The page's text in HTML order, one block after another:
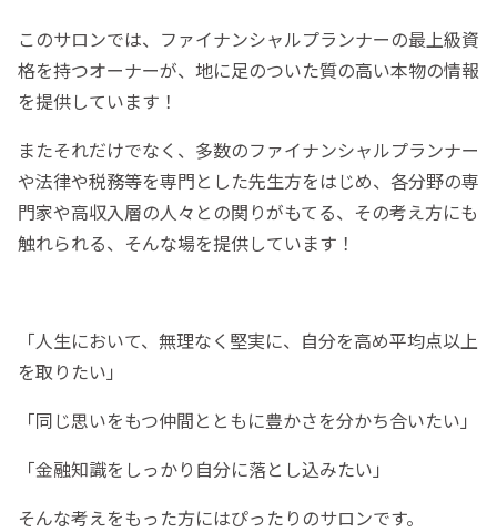
このサロンでは、ファイナンシャルプランナーの最上級資
格を持つオーナーが、地に足のついた質の高い本物の情報
を提供しています！
またそれだけでなく、多数のファイナンシャルプランナー
や法律や税務等を専門とした先生方をはじめ、各分野の専
門家や高収入層の人々との関りがもてる、その考え方にも
触れられる、そんな場を提供しています！
「人生において、無理なく堅実に、自分を高め平均点以上
を取りたい」
「同じ思いをもつ仲間とともに豊かさを分かち合いたい」
「金融知識をしっかり自分に落とし込みたい」
そんな考えをもった方にはぴったりのサロンです。